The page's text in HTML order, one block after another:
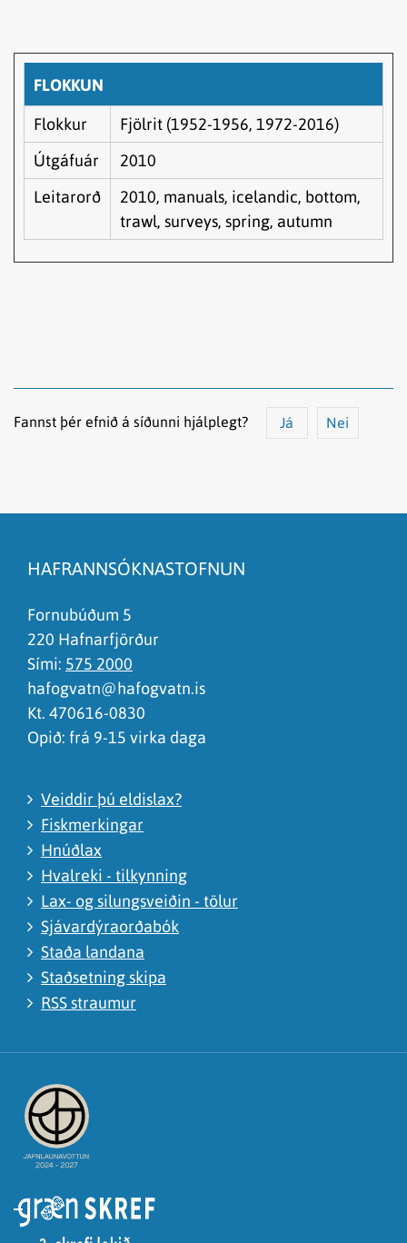
FLOKKUN
Flokkur
Fjölrit (1952-1956, 1972-2016)
Útgáfuár
2010
Leitarorð
2010, manuals, icelandic, bottom,
trawl, surveys, spring, autumn
Fannst þér efnið á síðunni hjálplegt? Já Nei
Það er of mikið efni á síðunni
Ég skil ekki efnið, finnst það of flókið
HAFRANNSÓKNASTOFNUN
Fornubúðum 5
220 Hafnarfjörður
Sími: 575 2000
hafogvatn@hafogvatn.is
Kt. 470616-0830
Opið: frá 9-15 virka daga
Veiddir þú eldislax?
Fiskmerkingar
Hnúðlax
Hvalreki - tilkynning
Lax- og silungsveiðin - tölur
Sjávardýraorðabók
Staða landana
Staðsetning skipa
RSS straumur